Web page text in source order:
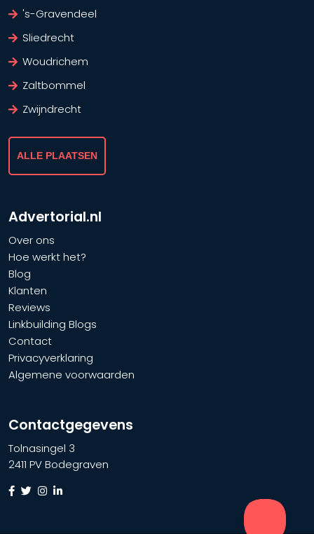
Advertorial.nl
Over ons
Hoe werkt het?
Blog
Klanten
Reviews
Linkbuilding Blogs
Contact
Privacyverklaring
Algemene voorwaarden
's-Gravendeel
Sliedrecht
Woudrichem
Zaltbommel
Zwijndrecht
ALLE PLAATSEN
Contactgegevens
Tolnasingel 3
2411 PV Bodegraven